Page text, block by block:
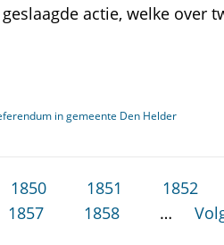
actie, welke over
in gemeente Den Helder
1850 1851 1852
1857 1858 …